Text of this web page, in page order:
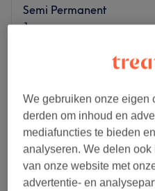
Semi Permanent
1 u
Dinsdag
Woensdag
Donderdag
Vrijdag
Zaterdag
Zondag
We gebruiken onze eigen
derden om inhoud en
mediafuncties te bieden
analyseren. We delen
van onze website met
advertentie- en